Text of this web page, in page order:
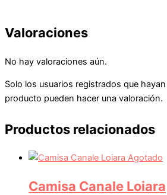
Valoraciones
No hay valoraciones aún.
Solo los usuarios registrados que
producto pueden hacer una valoración.
Productos relacionados
Agotado
Camisa Canale Loiara